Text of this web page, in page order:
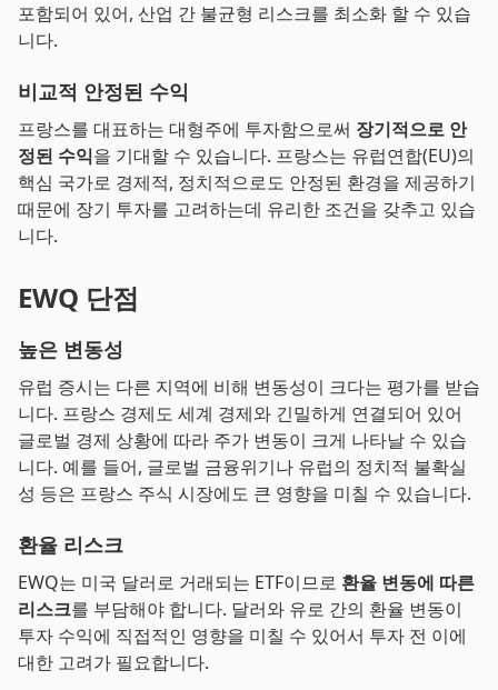
포함되어 있어, 산업 간 불균형 리스크를 최소화 할 수 있습
니다.
비교적 안정된 수익
프랑스를 대표하는 대형주에 투자함으로써 장기적으로 안
정된 수익을 기대할 수 있습니다. 프랑스는 유럽연합(EU)의
핵심 국가로 경제적, 정치적으로도 안정된 환경을 제공하기
때문에 장기 투자를 고려하는데 유리한 조건을 갖추고 있습
니다.
EWQ 단점
높은 변동성
유럽 증시는 다른 지역에 비해 변동성이 크다는 평가를 받습
니다. 프랑스 경제도 세계 경제와 긴밀하게 연결되어 있어
글로벌 경제 상황에 따라 주가 변동이 크게 나타날 수 있습
니다. 예를 들어, 글로벌 금융위기나 유럽의 정치적 불확실
성 등은 프랑스 주식 시장에도 큰 영향을 미칠 수 있습니다.
환율 리스크
EWQ는 미국 달러로 거래되는 ETF이므로 환율 변동에 따른
리스크를 부담해야 합니다. 달러와 유로 간의 환율 변동이
투자 수익에 직접적인 영향을 미칠 수 있어서 투자 전 이에
대한 고려가 필요합니다.